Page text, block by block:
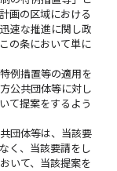
画の区域における
速な推進に関し政
の条において単に
例措置等の適用を
公共団体等に対し
て提案をするよう
団体等は、当該要
く、当該要請をし
いて、当該提案を